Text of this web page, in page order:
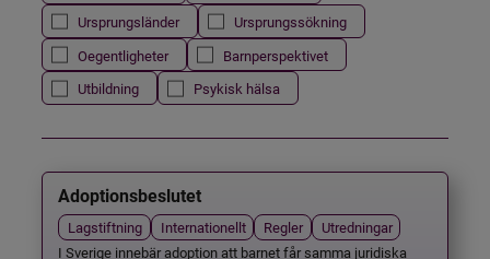
Ursprungsländer
Ursprungssökning
Oegentligheter
Barnperspektivet
Utbildning
Psykisk hälsa
Adoptionsbeslutet
Lagstiftning Internationellt Regler
Utredningar
I Sverige innebär adoption att barnet får samma juridiska